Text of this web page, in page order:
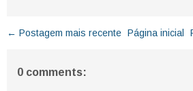
← Postagem mais recente Página inicial
0 comments: